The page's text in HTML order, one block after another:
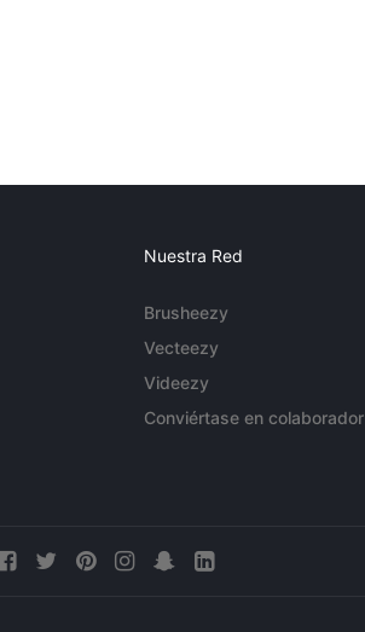
Nuestra Red
Brusheezy
Vecteezy
Videezy
Conviértase en colaborador